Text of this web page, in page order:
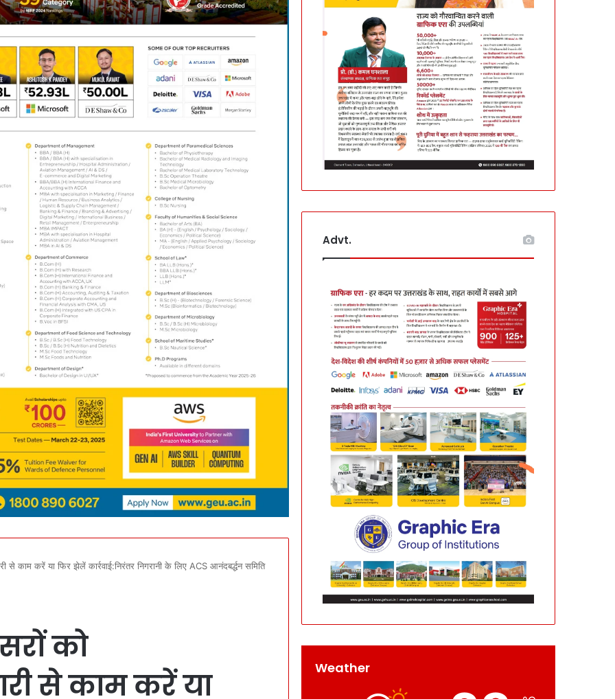
से काम करें या फिर झेलें कार्रवाई:निरंतर निगरानी के लिए ACS आनंदबर्द्धन समिति
को
से काम करें या
Advt.
Weather